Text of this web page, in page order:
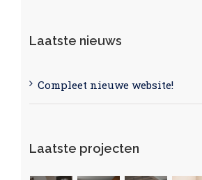
Laatste nieuws
Compleet nieuwe website!
Laatste projecten